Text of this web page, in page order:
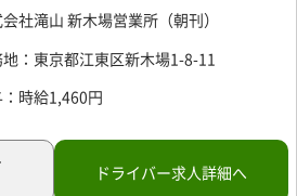
社滝山 新木場営業所（朝刊）
：東京都江東区新木場1-8-11
時給1,460円
ドライバー求人詳細へ